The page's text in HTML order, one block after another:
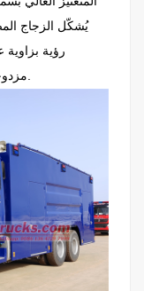
يُشكّل الزجاج